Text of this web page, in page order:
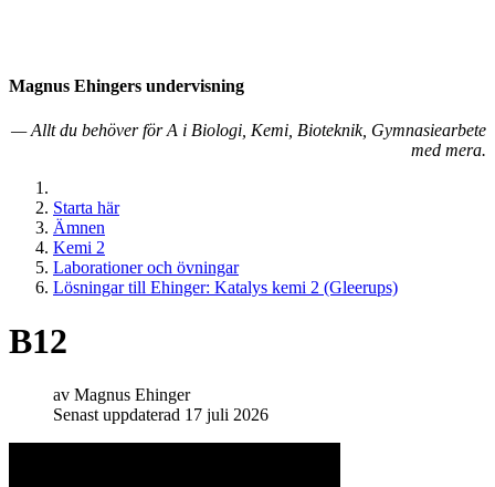
Magnus Ehingers under­visning
— Allt du behöver för A i Biologi, Kemi, Bioteknik, Gymnasiearbete
med mera.
Starta här
Ämnen
Kemi 2
Laborationer och övningar
Lösningar till Ehinger: Katalys kemi 2 (Gleerups)
B12
av Magnus Ehinger
Senast uppdaterad 17 juli 2026